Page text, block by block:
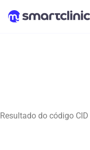
Resultado do código CID